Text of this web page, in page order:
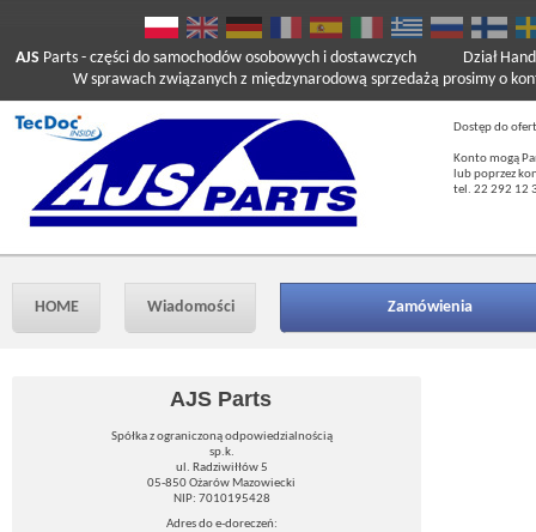
AJS Parts - części do samochodów osobowych i dostawczych
W sprawach związanych z międzynarodową sprzedażą prosimy o
Dział
Dostęp do
Konto mogą
lub poprzez
tel. 22 292 12
HOME Wiadomości Zamówienia
AJS Parts
Spółka z ograniczoną odpowiedzialnością
sp.k.
ul. Radziwiłłów 5
05-850 Ożarów Mazowiecki
NIP: 7010195428
Adres do e-doreczeń: